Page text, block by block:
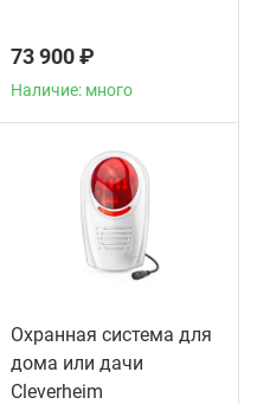
73 900 ₽
Наличие: много
Охранная система для
дома или дачи
Сleverheim